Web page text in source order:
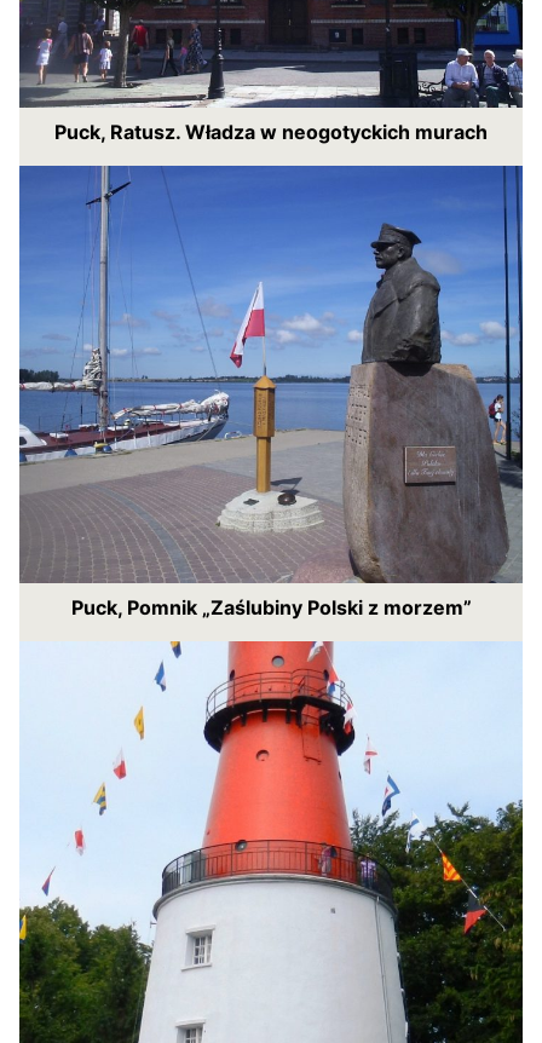
Puck, Ratusz. Władza w neogotyckich murach
Puck, Pomnik „Zaślubiny Polski z morzem”